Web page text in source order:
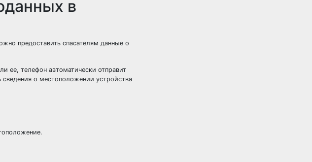
в
предоставить спасателям данные о
ее, телефон автоматически отправит
о местоположении устройства